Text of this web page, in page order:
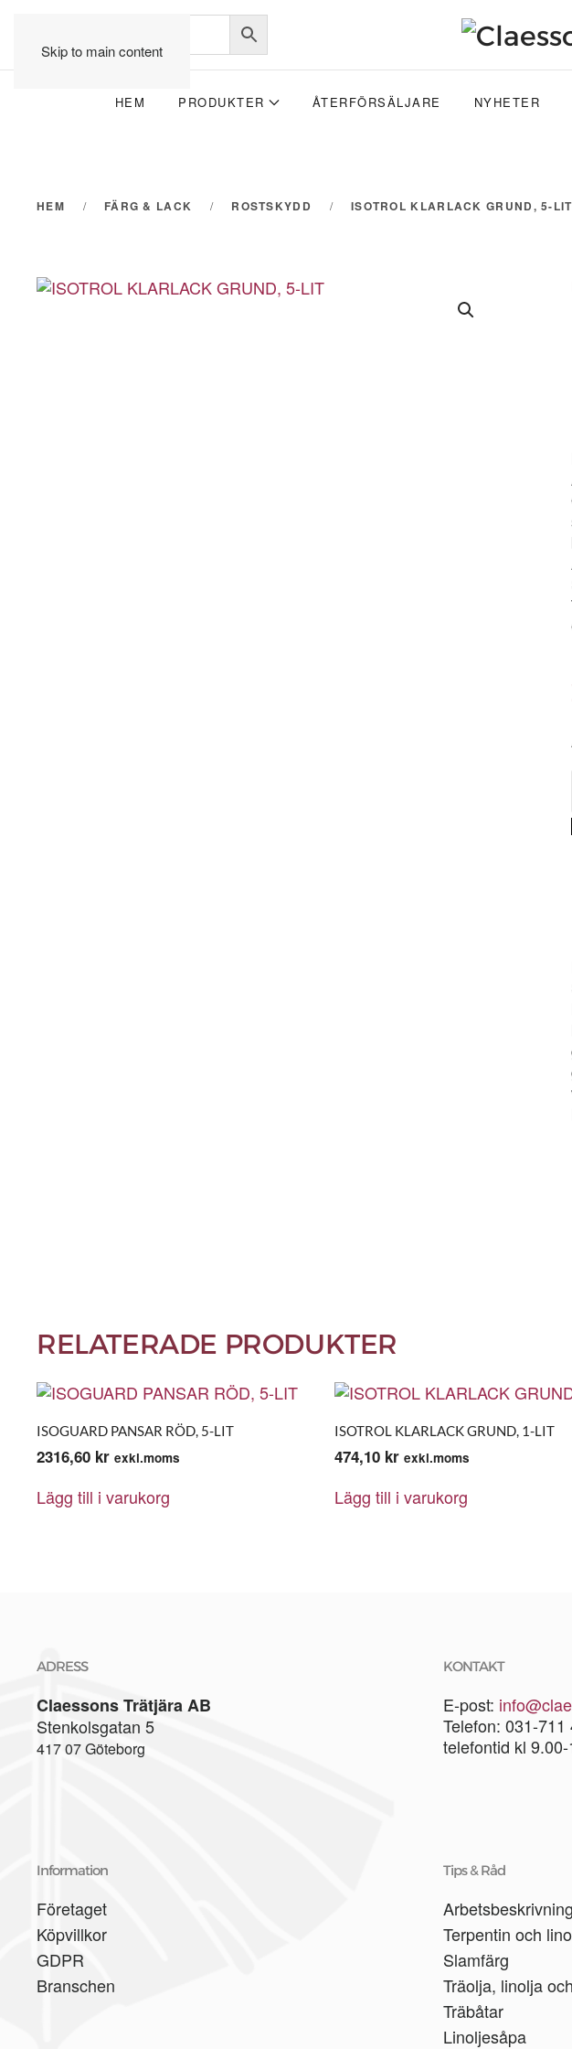
Skip to main content
HEM PRODUKTER ÅTERFÖRSÄLJARE NYHETER
HEM FÄRG & LACK ROSTSKYDD ISOTROL KLARLACK GRUND, 5-LIT
RELATERADE PRODUKTER
ISOGUARD PANSAR RÖD, 5-LIT
2316,60 kr exkl.moms
Lägg till i varukorg
ISOTROL KLARLACK GRUND, 1-LIT
474,10 kr exkl.moms
Lägg till i varukorg
ADRESS
Claessons Trätjära AB
Stenkolsgatan 5
417 07 Göteborg
KONTAKT
E-post:
Telefon: 031-711
telefontid kl
Information
Företaget
Köpvillkor
GDPR
Branschen
Tips & Råd
Terpentin och
Slamfärg
Träolja, linolja
Träbåtar
Linoljesåpa